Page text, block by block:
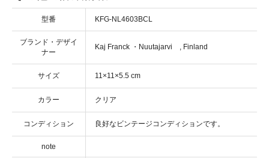
型番 KFG-NL4603BCL
ブランド・デザイ
ナー
・
サイズ
カラー
コンディション
note
合わせ